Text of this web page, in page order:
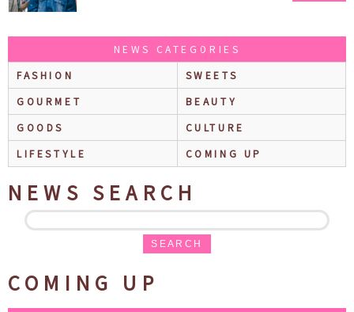
NEWS CATEGORIES
FASHION
SWEETS
GOURMET
BEAUTY
GOODS
CULTURE
LIFESTYLE
COMING UP
NEWS SEARCH
SEARCH
COMING UP